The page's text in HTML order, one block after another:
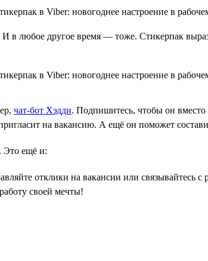
в любое другое время — тоже. Стикерпак
чат-бот Хэдди. Подпишитесь, чтобы он вместо
на вакансию. А ещё он поможет
Это ещё и:
отклики на вакансии или связывайтесь с
своей мечты!